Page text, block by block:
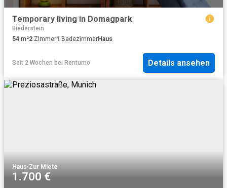
Temporary living in Domagpark
Biederstein
54 m²2 Zimmer1 BadezimmerHaus
Seit 2 Wochen bei Rentumo Details ansehen
Haus·Zur Miete
1.700 €